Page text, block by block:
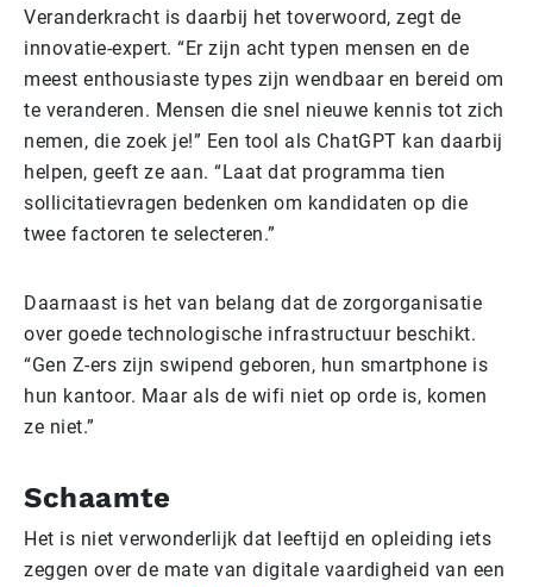
Veranderkracht is daarbij het toverwoord, zegt de
innovatie-expert. “Er zijn acht typen mensen en de
meest enthousiaste types zijn wendbaar en bereid om
te veranderen. Mensen die snel nieuwe kennis tot zich
nemen, die zoek je!” Een tool als ChatGPT kan daarbij
helpen, geeft ze aan. “Laat dat programma tien
sollicitatievragen bedenken om kandidaten op die
twee factoren te selecteren.”
Daarnaast is het van belang dat de zorgorganisatie
over goede technologische infrastructuur beschikt.
“Gen Z-ers zijn swipend geboren, hun smartphone is
hun kantoor. Maar als de wifi niet op orde is, komen
ze niet.”
Schaamte
Het is niet verwonderlijk dat leeftijd en opleiding iets
zeggen over de mate van digitale vaardigheid van een